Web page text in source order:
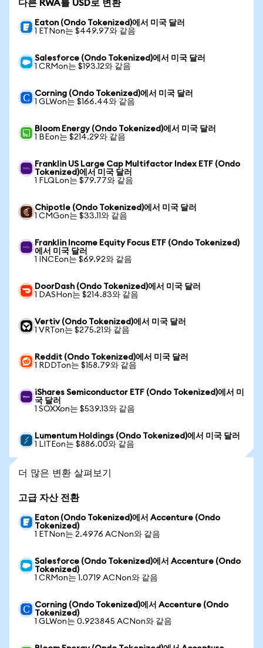
다른 RWA를 USD로 변환
Eaton (Ondo Tokenized)에서 미국 달러
1 ETNon는 $449.97와 같음
Salesforce (Ondo Tokenized)에서 미국 달러
1 CRMon는 $193.12와 같음
Corning (Ondo Tokenized)에서 미국 달러
1 GLWon는 $166.44와 같음
Bloom Energy (Ondo Tokenized)에서 미국 달러
1 BEon는 $214.29와 같음
Franklin US Large Cap Multifactor Index ETF (Ondo
Tokenized)에서 미국 달러
1 FLQLon는 $79.77와 같음
Chipotle (Ondo Tokenized)에서 미국 달러
1 CMGon는 $33.11와 같음
Franklin Income Equity Focus ETF (Ondo Tokenized)
에서 미국 달러
1 INCEon는 $69.92와 같음
DoorDash (Ondo Tokenized)에서 미국 달러
1 DASHon는 $214.83와 같음
Vertiv (Ondo Tokenized)에서 미국 달러
1 VRTon는 $275.21와 같음
Reddit (Ondo Tokenized)에서 미국 달러
1 RDDTon는 $158.79와 같음
iShares Semiconductor ETF (Ondo Tokenized)에서 미
국 달러
1 SOXXon는 $539.13와 같음
Lumentum Holdings (Ondo Tokenized)에서 미국 달러
1 LITEon는 $886.00와 같음
더 많은 변환 살펴보기
고급 자산 전환
Eaton (Ondo Tokenized)에서 Accenture (Ondo
Tokenized)
1 ETNon는 2.4976 ACNon와 같음
Salesforce (Ondo Tokenized)에서 Accenture (Ondo
Tokenized)
1 CRMon는 1.0719 ACNon와 같음
Corning (Ondo Tokenized)에서 Accenture (Ondo
Tokenized)
1 GLWon는 0.923845 ACNon와 같음